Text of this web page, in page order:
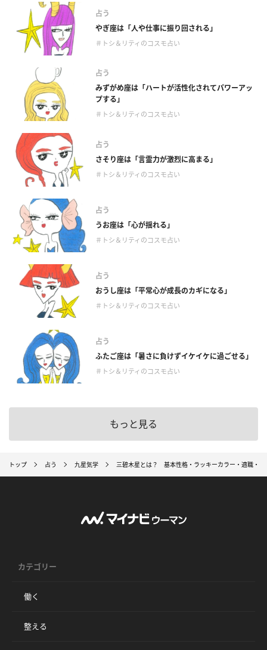
占う
やぎ座は「人や仕事に振り回される」
＃トシ＆リティのコスモ占い
占う
みずがめ座は「ハートが活性化されてパワーアッ
プする」
＃トシ＆リティのコスモ占い
占う
さそり座は「言霊力が激烈に高まる」
＃トシ＆リティのコスモ占い
占う
うお座は「心が揺れる」
＃トシ＆リティのコスモ占い
占う
おうし座は「平常心が成長のカギになる」
＃トシ＆リティのコスモ占い
占う
ふたご座は「暑さに負けずイケイケに過ごせる」
＃トシ＆リティのコスモ占い
もっと見る
トップ 占う 九星気学 三碧木星とは？ 基本性格・ラッキーカラー・適職・恋
カテゴリー
働く
整える